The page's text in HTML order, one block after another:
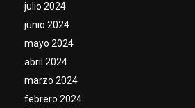
julio 2024
junio 2024
mayo 2024
abril 2024
marzo 2024
febrero 2024